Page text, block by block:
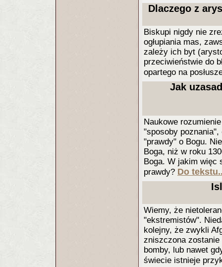
Dlaczego z
Biskupi nigdy nie
ogłupiania mas,
zależy ich byt
przeciwieństwie do
opartego na
Jak
Naukowe
"sposoby
"prawdy" o Bogu.
Boga, niż w roku
Boga. W jakim więc
prawdy? Do
Wiemy, że
"ekstremistów".
kolejny, że zwykli
zniszczona
bomby, lub nawet
świecie istnieje